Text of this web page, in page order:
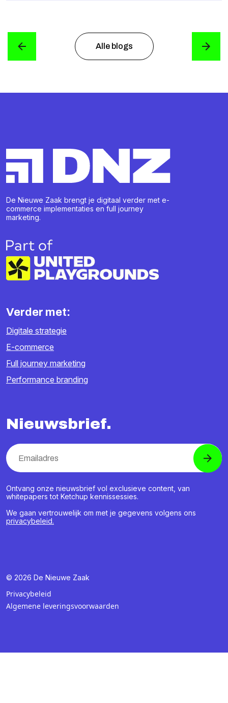
Alle blogs
De Nieuwe Zaak brengt je digitaal verder met e-
commerce implementaties en full journey
marketing.
Verder met:
Digitale strategie
E-commerce
Full journey marketing
Performance branding
Nieuwsbrief.
Ontvang onze nieuwsbrief vol exclusieve content, van
whitepapers tot Ketchup kennissessies.
We gaan vertrouwelijk om met je gegevens volgens ons
privacybeleid.
© 2026 De Nieuwe Zaak
Privacybeleid
Algemene leveringsvoorwaarden